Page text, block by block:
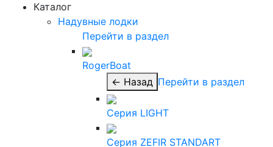
Каталог
Надувные лодки
Перейти в раздел
RogerBoat
← Назад Перейти в раздел
Серия LIGHT
Серия ZEFIR STANDART